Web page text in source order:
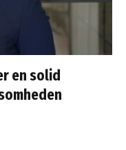
en solid